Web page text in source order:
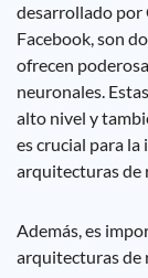
desarrollado por
Facebook, son
ofrecen
neuronales.
alto nivel y
es crucial para
arquitecturas de
Además, es
arquitecturas de